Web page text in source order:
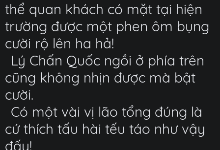
thể quan khách có mặt tại hiện
trường được một phen ôm bụng
cười rộ lên ha hả!
Lý Chấn Quốc ngồi ở phía trên
cũng không nhịn được mà bật
cười.
Có một vài vị lão tổng đúng là
cứ thích tấu hài tếu táo như vậy
đấy!